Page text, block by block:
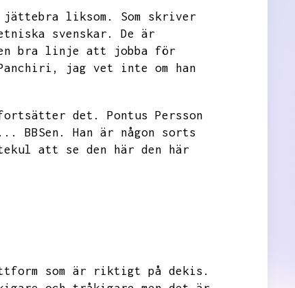
jättebra liksom.
Som skriver
svenskar.
De är
bra linje att jobba för
jag vet inte om han
det.
Pontus Persson
BBSen.
Han är någon sorts
att se den här den här
som är riktigt på dekis.